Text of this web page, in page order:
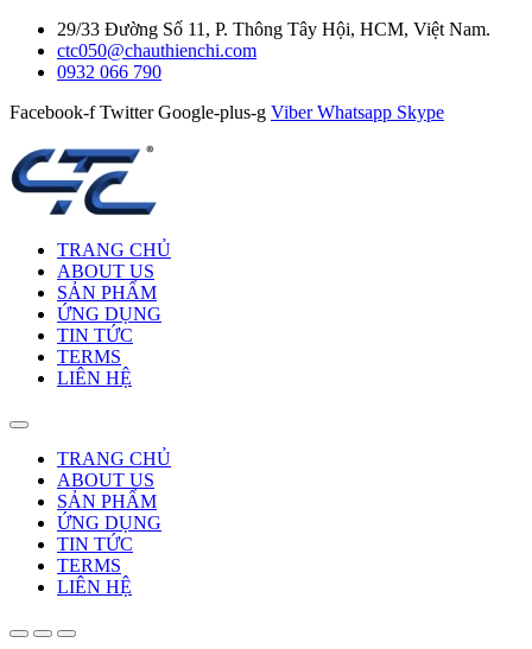
29/33 Đường Số 11, P. Thông Tây Hội, HCM, Việt Nam.
ctc050@chauthienchi.com
0932 066 790
Facebook-f Twitter Google-plus-g Viber Whatsapp Skype
TRANG CHỦ
ABOUT US
SẢN PHẨM
ỨNG DỤNG
TIN TỨC
TERMS
LIÊN HỆ
TRANG CHỦ
ABOUT US
SẢN PHẨM
ỨNG DỤNG
TIN TỨC
TERMS
LIÊN HỆ